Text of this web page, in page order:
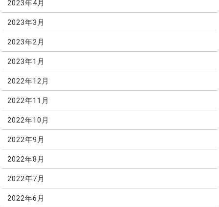
2023年4月
2023年3月
2023年2月
2023年1月
2022年12月
2022年11月
2022年10月
2022年9月
2022年8月
2022年7月
2022年6月